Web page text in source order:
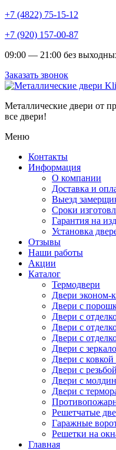
+7 (4822) 75-15-12
+7 (920) 157-00-87
09:00 — 21:00 без
Заказать звонок
Металлические двери от
все двери!
Меню
Контакты
Информация
О компании
Доставка и
Выезд
Сроки
Гарантия на
Установка
Отзывы
Наши работы
Акции
Каталог
Термодвери
Двери эконом-
Двери с
Двери с
Двери с
Двери с
Двери с
Двери с
Двери с резьбой
Двери с
Двери с
Решетчатые
Гаражные
Решетки на
Главная